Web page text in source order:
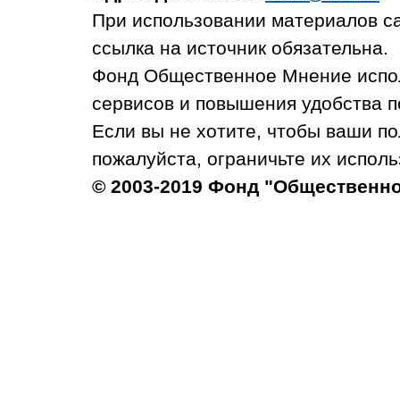
При использовании материалов
ссылка на источник обязательна.
Фонд Общественное Мнение
сервисов и повышения удобства
Если вы не хотите, чтобы ваши
пожалуйста, ограничьте их
© 2003-2019 Фонд